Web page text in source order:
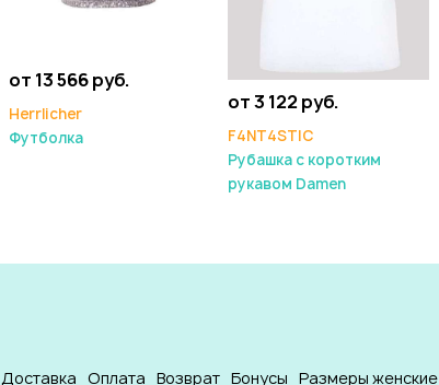
от 13 566 руб.
Herrlicher
Футболка
от 3 122 руб.
F4NT4STIC
Рубашка с коротким
рукавом Damen
Доставка Оплата Возврат Бонусы Размеры женские